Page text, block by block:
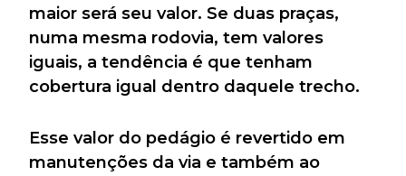
maior será seu valor. Se duas praças,
numa mesma rodovia, tem valores
iguais, a tendência é que tenham
cobertura igual dentro daquele trecho.
Esse valor do pedágio é revertido em
manutenções da via e também ao